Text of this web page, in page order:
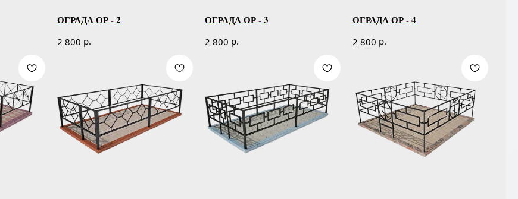
ОГРАДА ОР - 2
2 800 р.
ОГРАДА ОР - 3
2 800 р.
ОГРАДА ОР - 4
2 800 р.